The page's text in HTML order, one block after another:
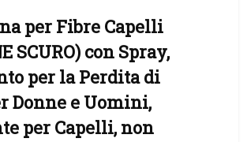
per Fibre Capelli
SCURO) con Spray,
per la Perdita di
Donne e Uomini,
per Capelli, non